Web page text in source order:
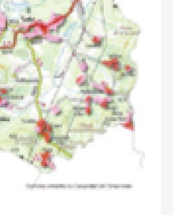
Suivant